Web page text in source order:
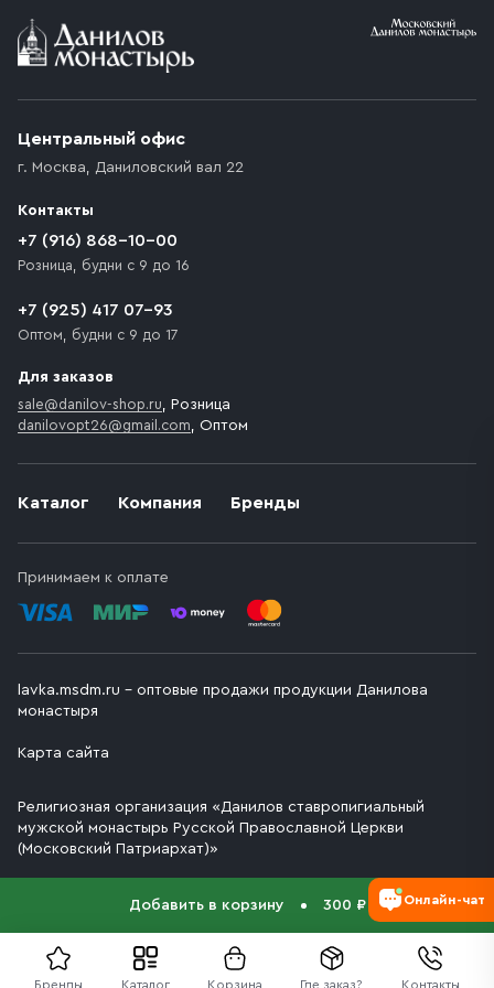
Бренды Каталог Корзина Где заказ? Контакты
Добавить в корзину 300 ₽
Условия доставки
возникают препятствия для подъезда автомобиля,
которое максимально близко к месту запланированной
движения. Если на территории места назначения
доставки предусмотрен платный въезд, то Покупателю
необходимо компенсировать стоимость въезда
Каталог Компания Бренды
Принимаем к оплате
Центральный офис
г. Москва, Даниловский вал 22
Контакты
+7 (916) 868-10-00
Розница, будни с 9 до 16
+7 (925) 417 07-93
Оптом, будни с 9 до 17
Для заказов
sale@danilov-shop.ru, Розница
danilovopt26@gmail.com, Оптом
lavka.msdm.ru – оптовые продажи продукции Данилова
монастыря
Карта сайта
Религиозная организация «Данилов ставропигиальный
мужской монастырь Русской Православной Церкви
(Московский Патриархат)»
Онлайн-чат